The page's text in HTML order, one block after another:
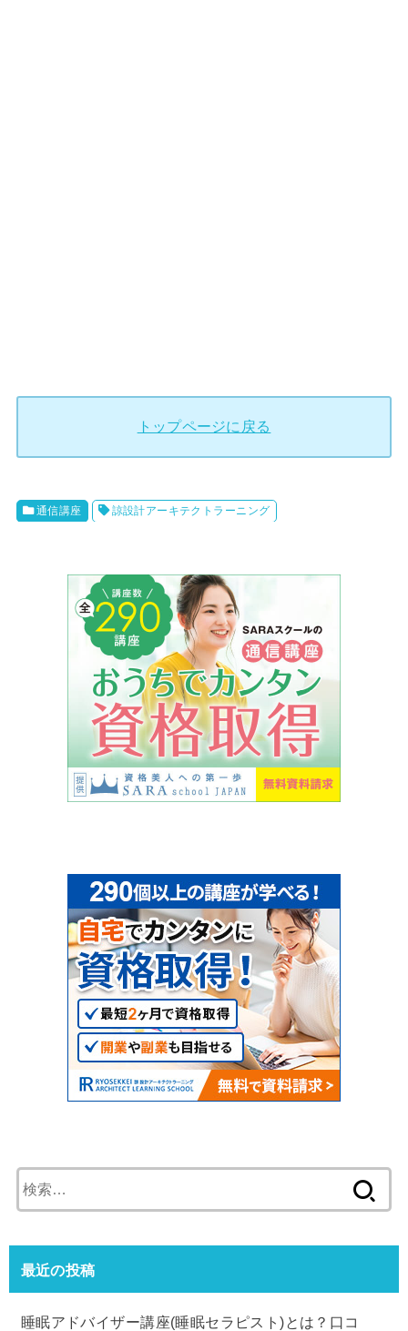
トップページに戻る
通信講座 諒設計アーキテクトラーニング
索:
最近の投稿
睡眠アドバイザー講座(睡眠セラピスト)とは？口コ